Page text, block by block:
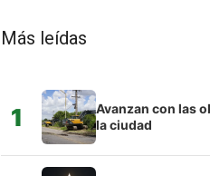
Más leídas
1
Avanzan con las
la ciudad